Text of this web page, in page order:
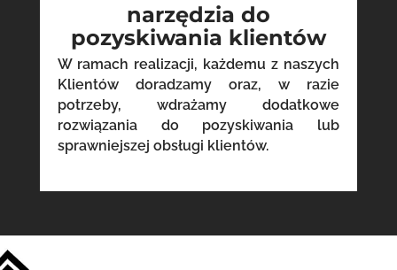
narzędzia do
pozyskiwania klientów
W ramach realizacji, każdemu z naszych
Klientów doradzamy oraz, w razie
potrzeby, wdrażamy dodatkowe
rozwiązania do pozyskiwania lub
sprawniejszej obsługi klientów.